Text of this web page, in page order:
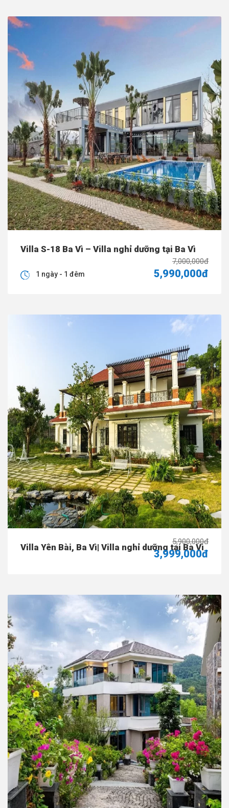
Villa S-18 Ba Vì – Villa nghỉ dưỡng tại Ba Vì
7,000,000đ
5,990,000đ
1 ngày - 1 đêm
Villa Yên Bài, Ba Vì| Villa nghỉ dưỡng tại Ba Vì
5,900,000đ
3,999,000đ